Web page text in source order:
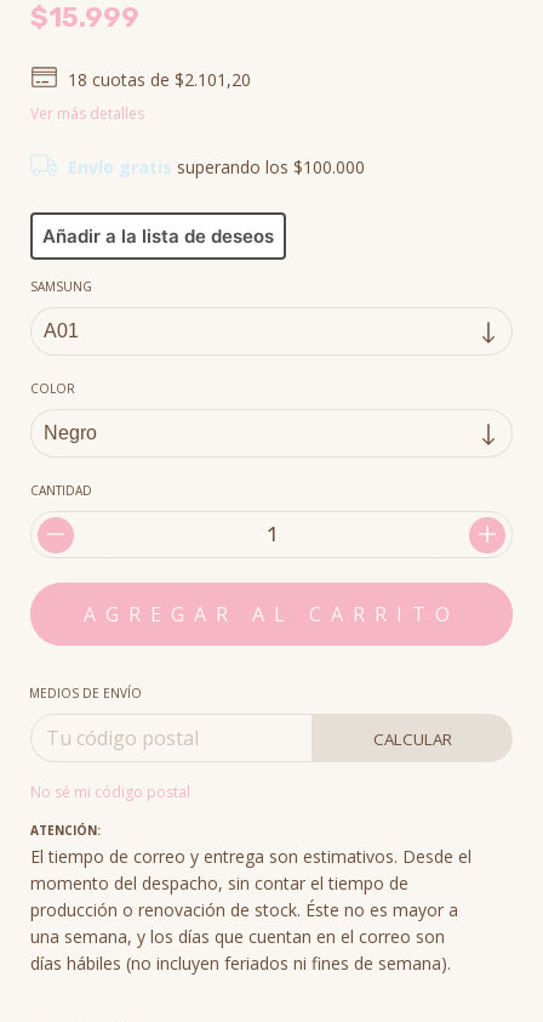
$15.999
18 cuotas de$2.101,20
Ver más detalles
Envío gratis superando los$100.000
Añadir a la lista de deseos
SAMSUNG
COLOR
CANTIDAD
MEDIOS DE ENVÍO
CALCULAR
No sé mi código postal
ATENCIÓN:
El tiempo de correo y entrega son estimativos. Desde el
momento del despacho, sin contar el tiempo de
producción o renovación de stock. Éste no es mayor a
una semana, y los días que cuentan en el correo son
días hábiles (no incluyen feriados ni fines de semana).